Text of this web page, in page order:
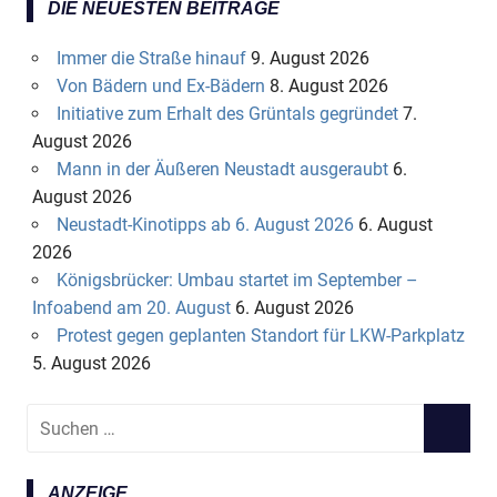
DIE NEUESTEN BEITRÄGE
Immer die Straße hinauf 9. August 2026
Von Bädern und Ex-Bädern 8. August 2026
Initiative zum Erhalt des Grüntals gegründet 7.
August 2026
Mann in der Äußeren Neustadt ausgeraubt 6.
August 2026
Neustadt-Kinotipps ab 6. August 2026 6. August
2026
Königsbrücker: Umbau startet im September –
Infoabend am 20. August 6. August 2026
Protest gegen geplanten Standort für LKW-Parkplatz
5. August 2026
ANZEIGE